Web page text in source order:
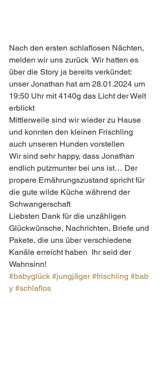
Nach den ersten schlaflosen Nächten,
melden wir uns zurück  Wir hatten es
über die Story ja bereits verkündet:
unser Jonathan hat am 28.01.2024 um
19:50 Uhr mit 4140g das Licht der Welt
erblickt
Mittlerweile sind wir wieder zu Hause
und konnten den kleinen Frischling
auch unseren Hunden vorstellen
Wir sind sehr happy, dass Jonathan
endlich putzmunter bei uns ist… Der
propere Ernährungszustand spricht für
die gute wilde Küche während der
Schwangerschaft
Liebsten Dank für die unzähligen
Glückwünsche, Nachrichten, Briefe und
Pakete, die uns über verschiedene
Kanäle erreicht haben  Ihr seid der
Wahnsinn!
#babyglück #jungjäger #frischling #bab
y #schlaflos